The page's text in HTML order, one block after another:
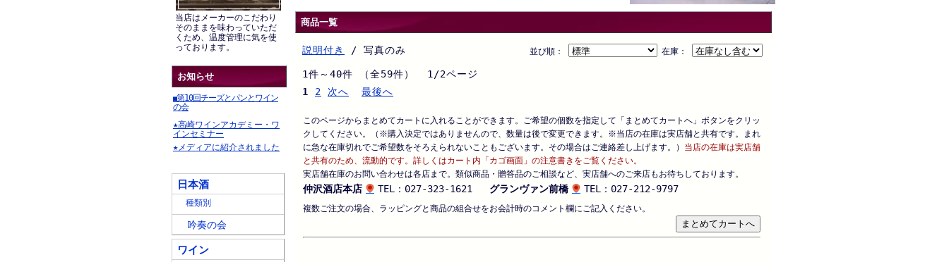
当店はメーカーのこだわり
そのままを味わっていただ
くため、温度管理に気を使
っております。
お知らせ
■第10回チーズとパンとワイン
の会
★高崎ワインアカデミー・ワ
インセミナー
★メディアに紹介されました
日本酒
種類別
吟奏の会
ワイン
商品一覧
在庫：
並び順：
説明付き / 写真のみ
1件～40件 （全59件） 1/2ページ
1
2 次へ 最後へ
このページからまとめてカートに入れることができます。ご希望の個数を指定して「まとめてカートへ」ボタンをクリッ
クしてください。（※購入決定ではありませんので、数量は後で変更できます。※当店の在庫は実店舗と共有です。まれ
に急な在庫切れでご希望数をそろえられないこともございます。その場合はご連絡差し上げます。） 当店の在庫は実店舗
と共有のため、流動的です。詳しくはカート内「カゴ画面」の注意書きをご覧ください。
実店舗在庫のお問い合わせは各店まで。類似商品・贈答品のご相談など、実店舗へのご来店もお待ちしております。
仲沢酒店本店 TEL：027-323-1621 グランヴァン前橋 TEL：027-212-9797
複数ご注文の場合、ラッピングと商品の組合せをお会計時のコメント欄にご記入ください。